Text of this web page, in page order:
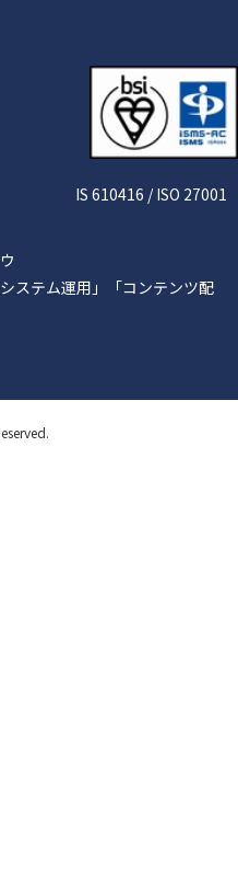
IS 610416 / ISO 27001
ステム運用」「コンテンツ配